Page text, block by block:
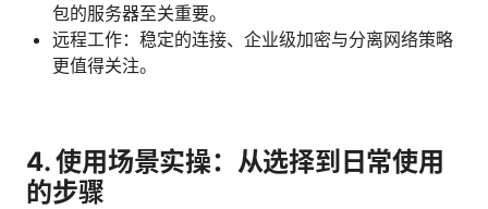
包的服务器至关重要。
远程工作：稳定的连接、企业级加密与分离网络策略
更值得关注。
4. 使用场景实操：从选择到日常使用
的步骤